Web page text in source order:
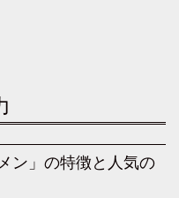
ン」の特徴と人気の